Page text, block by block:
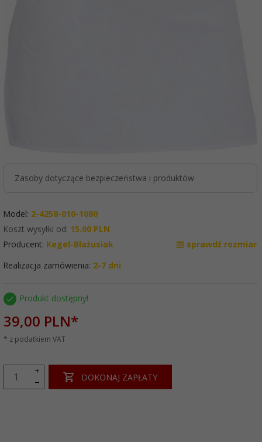
Zasoby dotyczące bezpieczeństwa i produktów
Model: 2-4258-010-1080
Koszt wysyłki od: 15.00 PLN
Producent: Kegel-Błażusiak
sprawdź rozmiar
Realizacja zamówienia: 2-7 dni
Produkt dostępny!
39,00 PLN*
* z podatkiem VAT
DOKONAJ ZAPŁATY